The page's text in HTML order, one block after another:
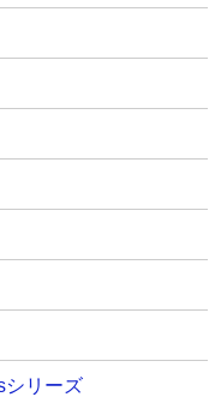
シリーズ